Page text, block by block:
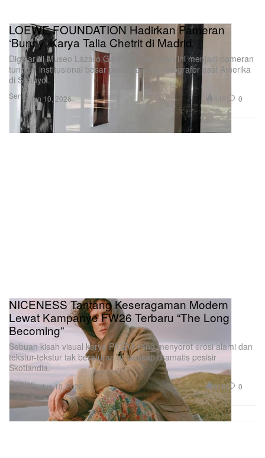
Seni
LOEWE FOUNDATION Hadirkan Pameran
‘Bunny’ Karya Talia Chetrit di Madrid
Digelar di Museo Lázaro Galdiano, pameran ini menjadi pameran
tunggal institusional besar pertama sang fotografer asal Amerika
di Spanyol.
Jun 10, 2026 449 0
Fashion
NICENESS Tantang Keseragaman Modern
Lewat Kampanye FW26 Terbaru “The Long
Becoming”
Sebuah kisah visual karya PICZO yang menyorot erosi alami dan
tekstur-tekstur tak beraturan di lanskap dramatis pesisir
Skotlandia.
Jun 10, 2026 818 0